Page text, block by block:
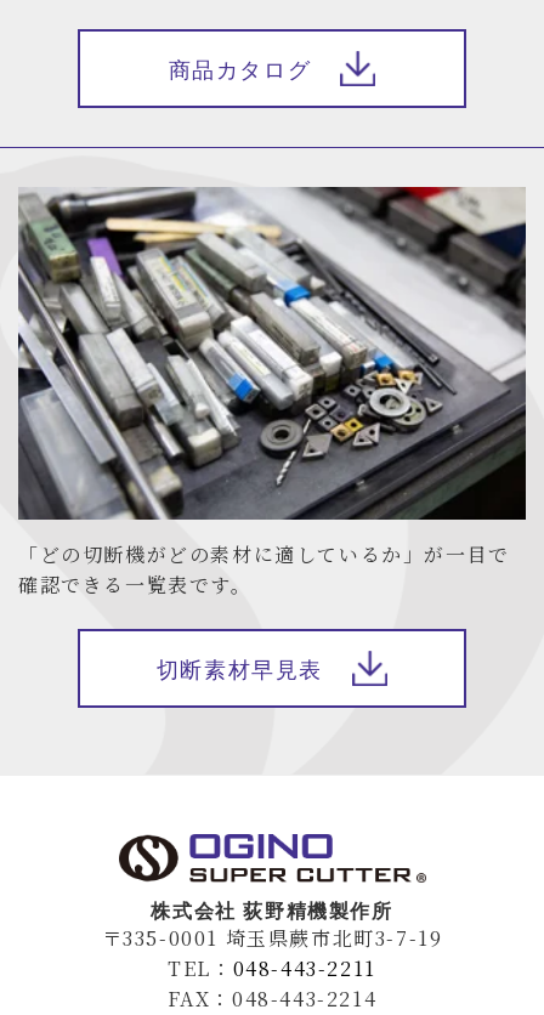
商品カタログ
「どの切断機がどの素材に適しているか」が一目で
確認できる一覧表です。
切断素材早見表
株式会社 荻野精機製作所
〒335-0001 埼玉県蕨市北町3-7-19
TEL： 048-443-2211
FAX：048-443-2214